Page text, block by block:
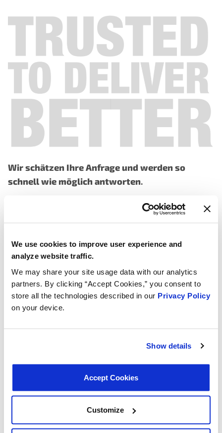
We use cookies to improve user experience and
analyze website traffic.
We may share your site usage data with our analytics
partners. By clicking “Accept Cookies,” you consent to
store all the technologies described in our Privacy Policy
on your device.
Show details
Accept Cookies
Customize
Wir schätzen Ihre Anfrage und werden so
schnell wie möglich antworten.
Finden Sie uns weltweit an diesen Standorten:
916 Empire Street
MT Carmel, IL 62863
Haupt: +1-888-262-4153
Technik: +1-866-690-4357
MOTORAD USA– Georgia
1165 Sanctuary Parkway, Suite 310,
Bar-Lev Industrial Park,
D-50374 Erftstadt-Germany